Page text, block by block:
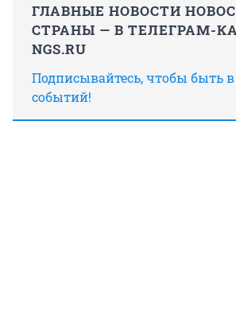
ГЛАВНЫЕ НОВОСТИ
СТРАНЫ — В ТЕЛЕГРАМ-
NGS.RU
Подписывайтесь, чтобы быть в
событий!